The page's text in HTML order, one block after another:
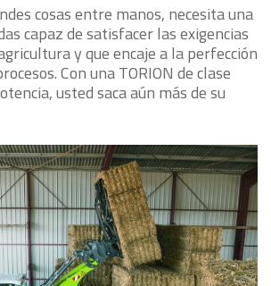
cosas entre manos, necesita una
capaz de satisfacer las exigencias
y que encaje a la perfección
Con una TORION de clase
usted saca aún más de su